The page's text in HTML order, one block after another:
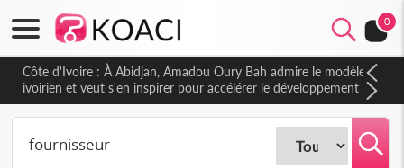
0
Côte d'Ivoire : À Abidjan, Amadou Oury Bah admire le modèle
ivoirien et veut s'en inspirer pour accélérer le développement
de la Guinée